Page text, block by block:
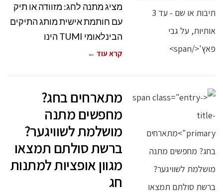
מציג מתנה לחג: מזוודה או תיק
עם חותמת אישית מותג התיקים
הבינלאומי TUMI הינו
קרא עוד ←
מתארחים בחג?
מחפשים מתנה
מושלמת לשוויגער?
ברשת סולתם תמצאו
מגוון אופציות למתנות
חג